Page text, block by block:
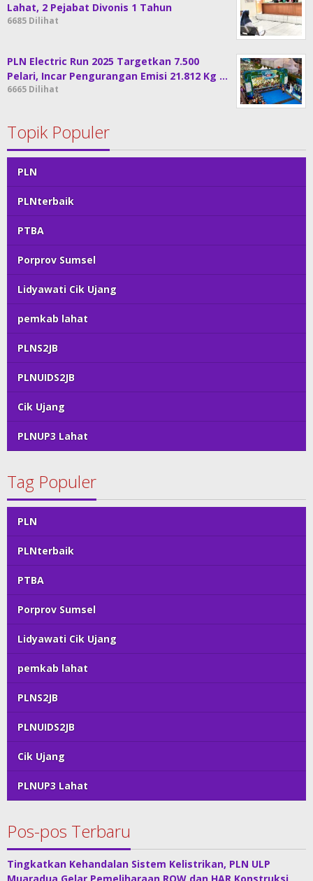
Lahat, 2 Pejabat Divonis 1 Tahun
6685 Dilihat
PLN Electric Run 2025 Targetkan 7.500
Pelari, Incar Pengurangan Emisi 21.812 Kg …
6665 Dilihat
Topik Populer
PLN
PLNterbaik
PTBA
Porprov Sumsel
Lidyawati Cik Ujang
pemkab lahat
PLNS2JB
PLNUIDS2JB
Cik Ujang
PLNUP3 Lahat
Tag Populer
PLN
PLNterbaik
PTBA
Porprov Sumsel
Lidyawati Cik Ujang
pemkab lahat
PLNS2JB
PLNUIDS2JB
Cik Ujang
PLNUP3 Lahat
Pos-pos Terbaru
Tingkatkan Kehandalan Sistem Kelistrikan, PLN ULP